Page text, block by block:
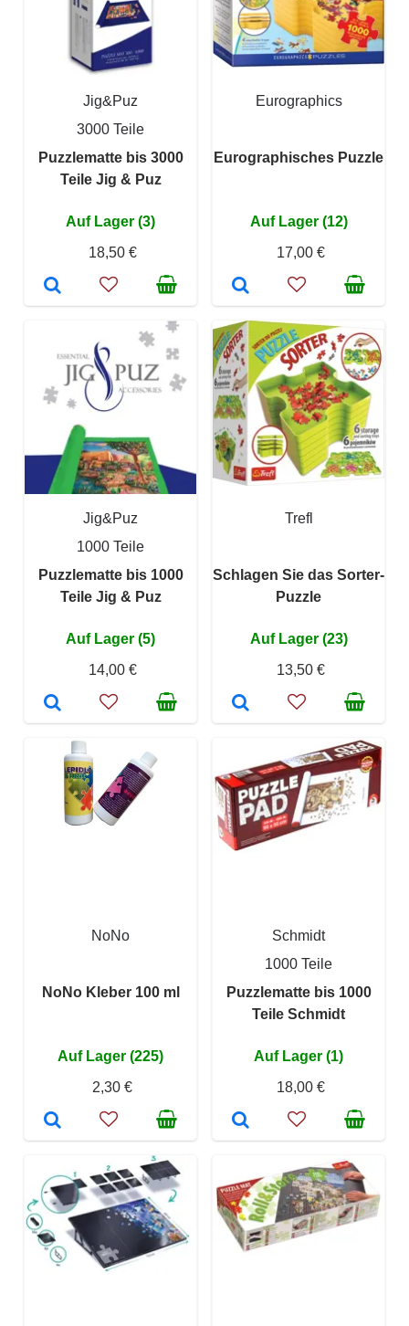
Jig&Puz
3000 Teile
Puzzlematte bis 3000
Teile Jig & Puz
Auf Lager (3)
18,50 €
Eurographics
Eurographisches Puzzle
Auf Lager (12)
17,00 €
Jig&Puz
1000 Teile
Puzzlematte bis 1000
Teile Jig & Puz
Auf Lager (5)
14,00 €
Trefl
Schlagen Sie das Sorter-
Puzzle
Auf Lager (23)
13,50 €
NoNo
NoNo Kleber 100 ml
Auf Lager (225)
2,30 €
Schmidt
1000 Teile
Puzzlematte bis 1000
Teile Schmidt
Auf Lager (1)
18,00 €